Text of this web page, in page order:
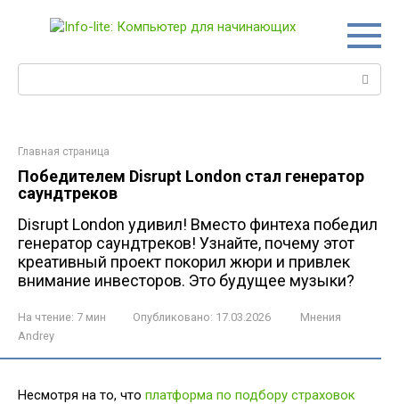
Главная страница
Победителем Disrupt London стал генератор
саундтреков
Disrupt London удивил! Вместо финтеха победил
генератор саундтреков! Узнайте, почему этот
креативный проект покорил жюри и привлек
внимание инвесторов. Это будущее музыки?
На чтение: 7 мин Опубликовано: 17.03.2026
Мнения
Andrey
Несмотря на то, что платформа по подбору страховок